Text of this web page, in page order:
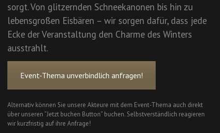
sorgt. Von glitzernden Schneekanonen bis hin zu
lebensgroßen Eisbären – wir sorgen dafür, dass jede
Ecke der Veranstaltung den Charme des Winters
ausstrahlt.
Event-Thema unverbindlich anfragen!
Alternativ können Sie unsere Akteure mit dem Event-Thema auch direkt
über unseren “Jetzt buchen Button” buchen. Selbstverständlich reagieren
wir kurzfristig auf ihre Anfrage!